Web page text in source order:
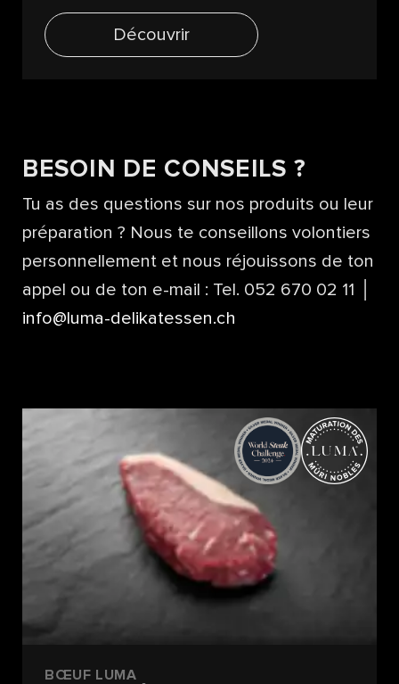
Découvrir
BESOIN DE CONSEILS ?
Tu as des questions sur nos produits ou leur
préparation ? Nous te conseillons volontiers
personnellement et nous réjouissons de ton
appel ou de ton e-mail : Tel. 052 670 02 11 │
info@luma-delikatessen.ch
BŒUF LUMA